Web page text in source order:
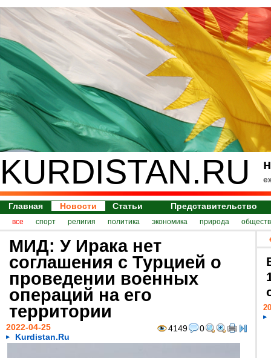
KURDISTAN.RU
Главная Новости Статьи Представительство
все спорт религия политика экономика природа
МИД: У Ирака нет
соглашения с Турцией о
проведении военных
операций на его
территории
4149 0
2022-04-25
Kurdistan.Ru